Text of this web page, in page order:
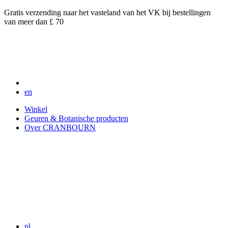
Gratis verzending naar het vasteland van het VK bij bestellingen
van meer dan £ 70
en
Winkel
Geuren & Botanische producten
Over CRANBOURN
nl